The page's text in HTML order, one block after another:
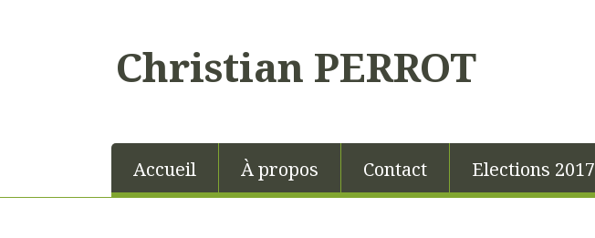
Christian PERROT
Accueil À propos Contact Elections 2017